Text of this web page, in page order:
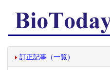
訂正記事（一覧）